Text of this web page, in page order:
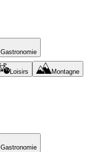
Gastronomie
Loisirs Montagne
Gastronomie